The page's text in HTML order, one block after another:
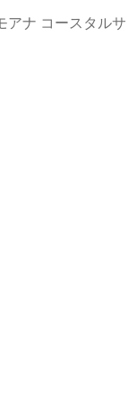
アナ コースタルサ